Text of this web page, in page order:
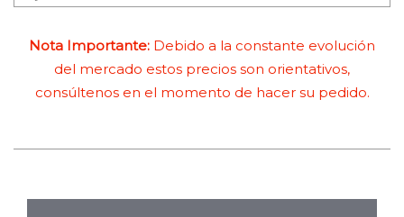
Nota Importante: Debido a la constante evolución
del mercado estos precios son orientativos,
consúltenos en el momento de hacer su pedido.